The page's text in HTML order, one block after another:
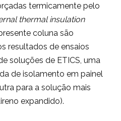
termicamente pelo
thermal insulation
coluna são
resultados de ensaios
soluções de ETICS, uma
de isolamento em painel
para a solução mais
expandido).